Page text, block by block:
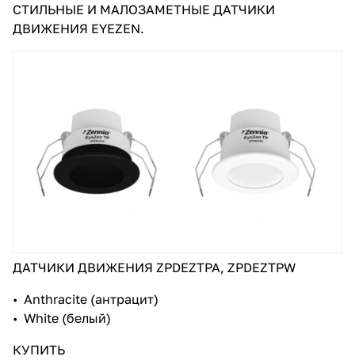
СТИЛЬНЫЕ И МАЛОЗАМЕТНЫЕ ДАТЧИКИ
ДВИЖЕНИЯ EYEZEN.
ДАТЧИКИ ДВИЖЕНИЯ ZPDEZTPA, ZPDEZTPW
• Anthracite (антрацит)
• White (белый)
КУПИТЬ